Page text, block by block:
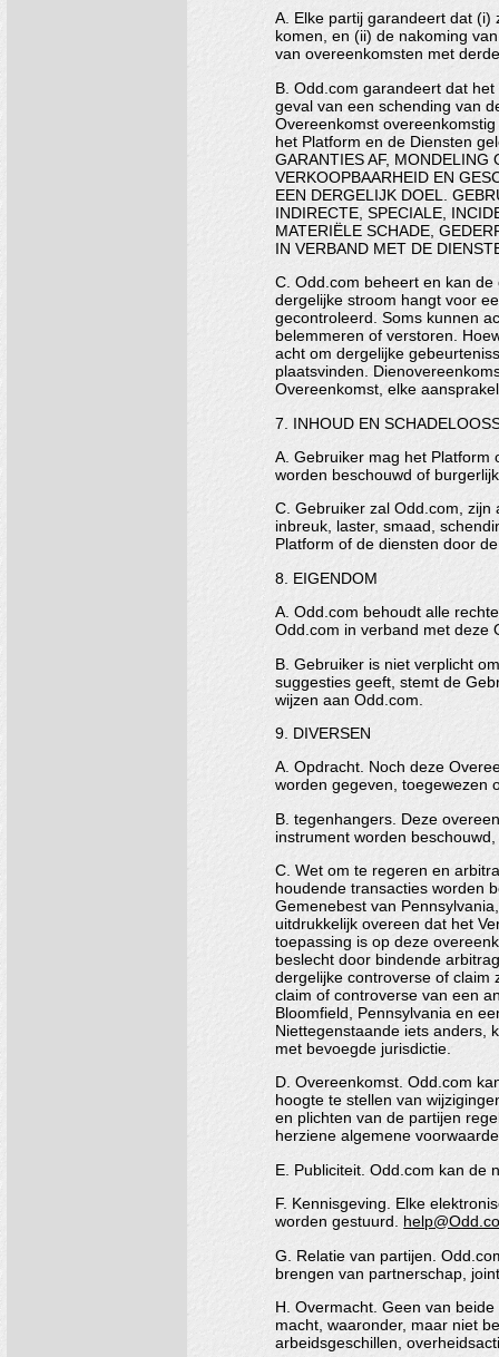
A. Elke partij garandeert dat
komen, en (ii) de nakoming
van overeenkomsten met
B. Odd.com garandeert dat
geval van een schending van
Overeenkomst
het Platform en de Diensten
GARANTIES AF,
VERKOOPBAARHEID EN
EEN DERGELIJK DOEL.
INDIRECTE, SPECIALE,
MATERIËLE SCHADE,
IN VERBAND MET DE
C. Odd.com beheert en kan
dergelijke stroom hangt voor
gecontroleerd. Soms kunnen
belemmeren of verstoren.
acht om dergelijke
plaatsvinden.
Overeenkomst, elke
7. INHOUD EN
A. Gebruiker mag het Platform
worden beschouwd of
C. Gebruiker zal Odd.com,
inbreuk, laster, smaad,
Platform of de diensten door
8. EIGENDOM
A. Odd.com behoudt alle
Odd.com in verband met deze
B. Gebruiker is niet verplicht
suggesties geeft, stemt de
wijzen aan Odd.com.
9. DIVERSEN
A. Opdracht. Noch deze
worden gegeven, toegewezen
B. tegenhangers. Deze
instrument worden
C. Wet om te regeren en
houdende transacties worden
Gemenebest van
uitdrukkelijk overeen dat het
toepassing is op deze
beslecht door bindende
dergelijke controverse of claim
claim of controverse van een
Bloomfield, Pennsylvania en
Niettegenstaande iets anders,
met bevoegde jurisdictie.
D. Overeenkomst. Odd.com
hoogte te stellen van
en plichten van de partijen
herziene algemene
E. Publiciteit. Odd.com kan de
F. Kennisgeving. Elke
worden gestuurd.
G. Relatie van partijen.
brengen van partnerschap,
H. Overmacht. Geen van
macht, waaronder, maar niet
arbeidsgeschillen,